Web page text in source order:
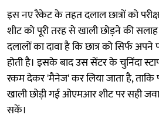
इस नए रैकेट के तहत दलाल छात्रों को
शीट को पूरी तरह से खाली छोड़ने की
दलालों का दावा है कि छात्र को सिर्फ अपने
होती है। इसके बाद उस सेंटर के चुनिंदा
रकम देकर 'मैनेज' कर लिया जाता है, ताकि
खाली छोड़ी गई ओएमआर शीट पर सही
सकें।